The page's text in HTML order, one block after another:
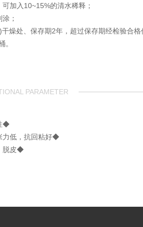
加入10~15%的清水稀释；
；
燥处、保存期2年，超过保存期经检验合格
。
PARAMETER
◆
力低，抗回粘好◆
脱皮◆